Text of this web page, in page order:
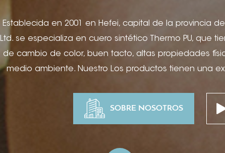
Establecida en 2001 en Hefei, capital de la provincia
Ltd. se especializa en cuero sintético Thermo PU, que
de cambio de color, buen tacto, altas propiedades
medio ambiente. Nuestro Los productos tienen una
cuadernos y libros, portadas de productos
regalo, cajas de vino, joyero y paquete, suministros
SOBRE NOSOTROS